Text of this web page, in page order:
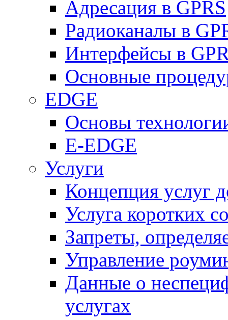
Адресация в GPRS
Радиоканалы в
Интерфейсы в
Основные
EDGE
Основы
E-EDGE
Услуги
Концепция услуг
Услуга коротких
Запреты,
Управление
Данные о
услугах